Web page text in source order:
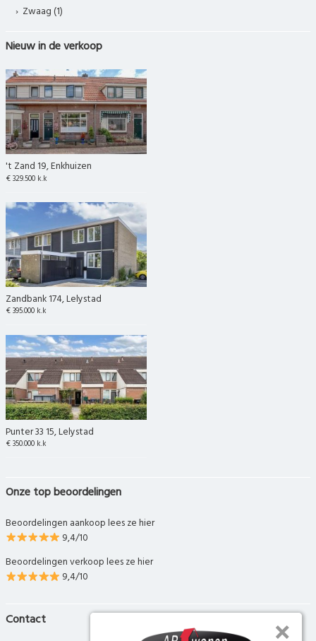
Zwaag (1)
Nieuw in de verkoop
't Zand 19, Enkhuizen
€ 329.500 k.k
Zandbank 174, Lelystad
€ 395.000 k.k
Punter 33 15, Lelystad
€ 350.000 k.k
Onze top beoordelingen
Beoordelingen aankoop lees ze hier
9,4/10
Beoordelingen verkoop lees ze hier
9,4/10
Contact